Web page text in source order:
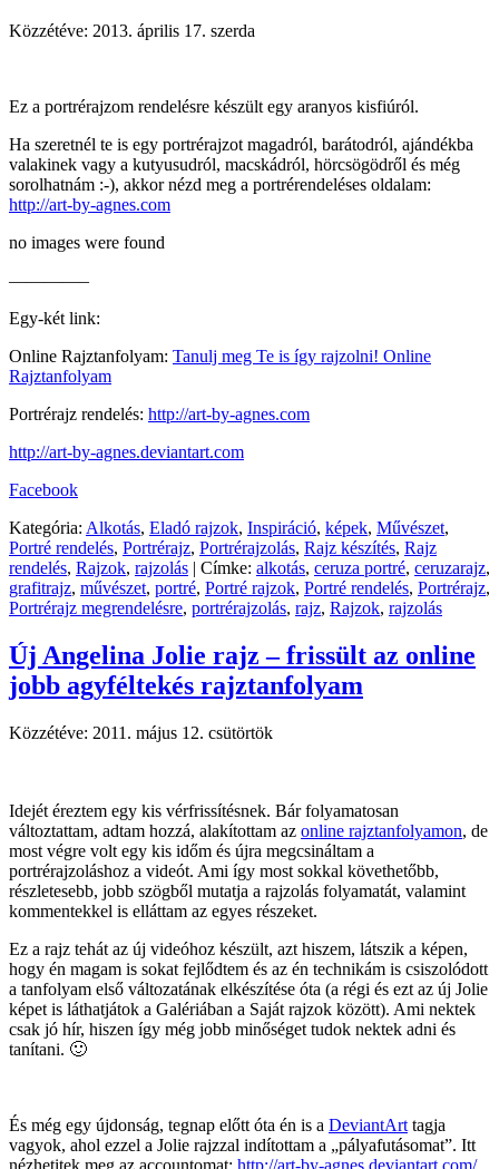
Közzétéve: 2013. április 17. szerda
Ez a portrérajzom rendelésre készült egy aranyos kisfiúról.
Ha szeretnél te is egy portrérajzot magadról, barátodról, ajándékba
valakinek vagy a kutyusudról, macskádról, hörcsögödről és még
sorolhatnám :-), akkor nézd meg a portrérendeléses oldalam:
http://art-by-agnes.com
no images were found
————–
Egy-két link:
Online Rajztanfolyam: Tanulj meg Te is így rajzolni! Online
Rajztanfolyam
Portrérajz rendelés: http://art-by-agnes.com
http://art-by-agnes.deviantart.com
Facebook
Kategória: Alkotás, Eladó rajzok, Inspiráció, képek, Művészet,
Portré rendelés, Portrérajz, Portrérajzolás, Rajz készítés, Rajz
rendelés, Rajzok, rajzolás | Címke: alkotás, ceruza portré, ceruzarajz,
grafitrajz, művészet, portré, Portré rajzok, Portré rendelés, Portrérajz,
Portrérajz megrendelésre, portrérajzolás, rajz, Rajzok, rajzolás
Új Angelina Jolie rajz – frissült az online
jobb agyféltekés rajztanfolyam
Közzétéve: 2011. május 12. csütörtök
Idejét éreztem egy kis vérfrissítésnek. Bár folyamatosan
változtattam, adtam hozzá, alakítottam az online rajztanfolyamon, de
most végre volt egy kis időm és újra megcsináltam a
portrérajzoláshoz a videót. Ami így most sokkal követhetőbb,
részletesebb, jobb szögből mutatja a rajzolás folyamatát, valamint
kommentekkel is elláttam az egyes részeket.
Ez a rajz tehát az új videóhoz készült, azt hiszem, látszik a képen,
hogy én magam is sokat fejlődtem és az én technikám is csiszolódott
a tanfolyam első változatának elkészítése óta (a régi és ezt az új Jolie
képet is láthatjátok a Galériában a Saját rajzok között). Ami nektek
csak jó hír, hiszen így még jobb minőséget tudok nektek adni és
tanítani. 🙂
És még egy újdonság, tegnap előtt óta én is a DeviantArt tagja
vagyok, ahol ezzel a Jolie rajzzal indítottam a „pályafutásomat”. Itt
nézhetitek meg az accountomat: http://art-by-agnes.deviantart.com/